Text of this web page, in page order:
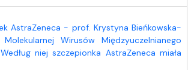
AstraZeneca - prof. Krystyna Bieńkowska-
Wirusów Międzyuczelnianego
niej szczepionka AstraZeneca miała